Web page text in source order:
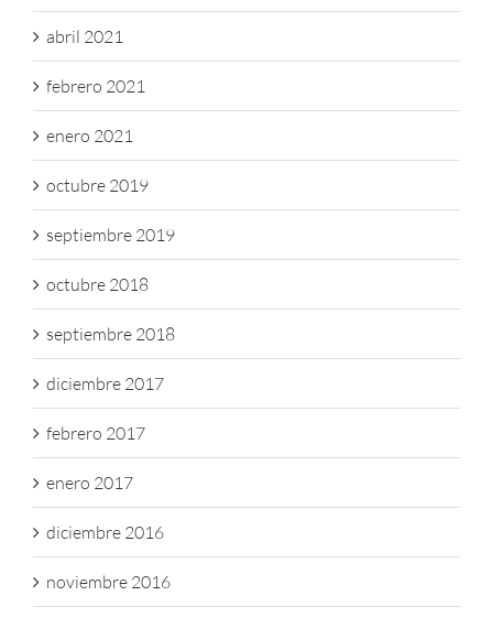
abril 2021
febrero 2021
enero 2021
octubre 2019
septiembre 2019
octubre 2018
septiembre 2018
diciembre 2017
febrero 2017
enero 2017
diciembre 2016
noviembre 2016